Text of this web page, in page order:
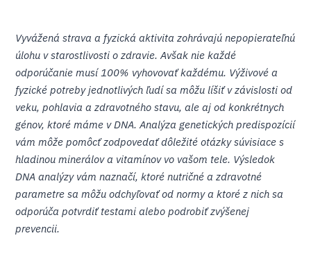
Vyvážená strava a fyzická aktivita zohrávajú nepopierateľnú
úlohu v starostlivosti o zdravie. Avšak nie každé
odporúčanie musí 100% vyhovovať každému. Výživové a
fyzické potreby jednotlivých ľudí sa môžu líšiť v závislosti od
veku, pohlavia a zdravotného stavu, ale aj od konkrétnych
génov, ktoré máme v DNA. Analýza genetických predispozícií
vám môže pomôcť zodpovedať dôležité otázky súvisiace s
hladinou minerálov a vitamínov vo vašom tele. Výsledok
DNA analýzy vám naznačí, ktoré nutričné ​​a zdravotné
parametre sa môžu odchyľovať od normy a ktoré z nich sa
odporúča potvrdiť testami alebo podrobiť zvýšenej
prevencii.